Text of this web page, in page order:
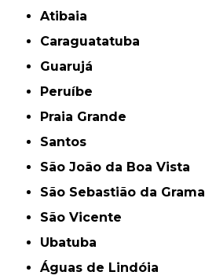
Atibaia
Caraguatatuba
Guarujá
Peruíbe
Praia Grande
Santos
São João da Boa Vista
São Sebastião da Grama
São Vicente
Ubatuba
Águas de Lindóia